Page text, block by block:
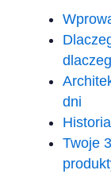
dni
Twoje